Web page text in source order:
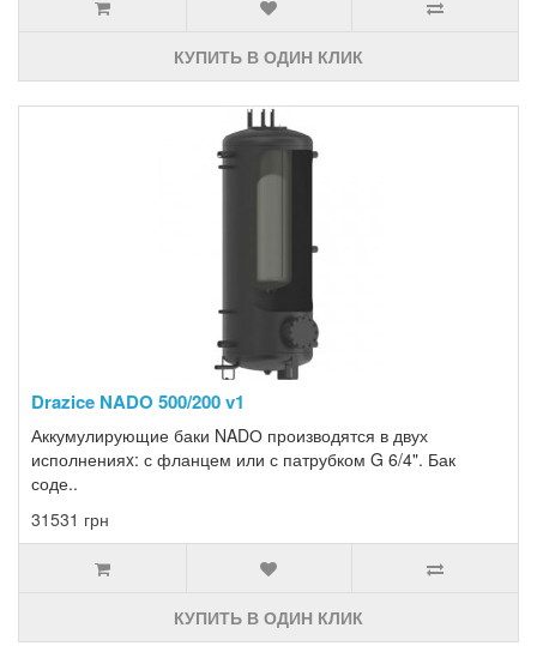
КУПИТЬ В ОДИН КЛИК
Drazice NADO 500/200 v1
Аккумулирующие баки NADО производятся в двух
исполненияx: с фланцем или с патрубком G 6/4". Бак
соде..
31531 грн
КУПИТЬ В ОДИН КЛИК